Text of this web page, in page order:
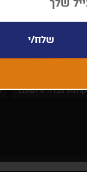
קולנוע מברה"מ לשעבר